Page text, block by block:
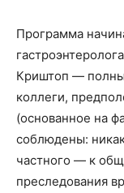
Программа
Криштоп —
коллеги,
(основанное на
соблюдены:
частного — к
преследования